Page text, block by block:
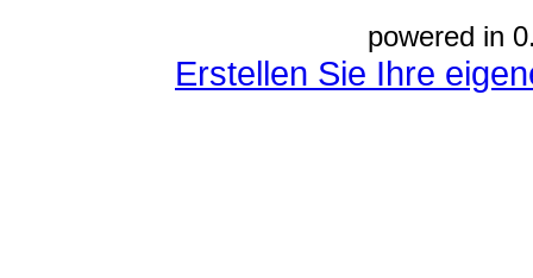
powered in
Erstellen Sie Ihre